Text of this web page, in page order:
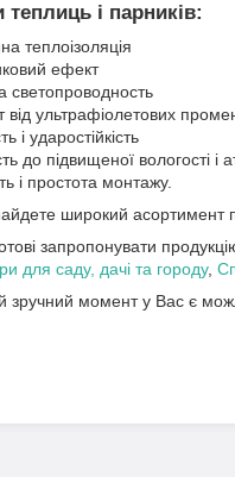
теплиць і парників:
теплоізоляція
ефект
светопроводность
від ультрафіолетових
і ударостійкість
до підвищеної вологості
і простота монтажу.
широкий асортимент
запропонувати
для саду, дачі та городу,
зручний момент у Вас є